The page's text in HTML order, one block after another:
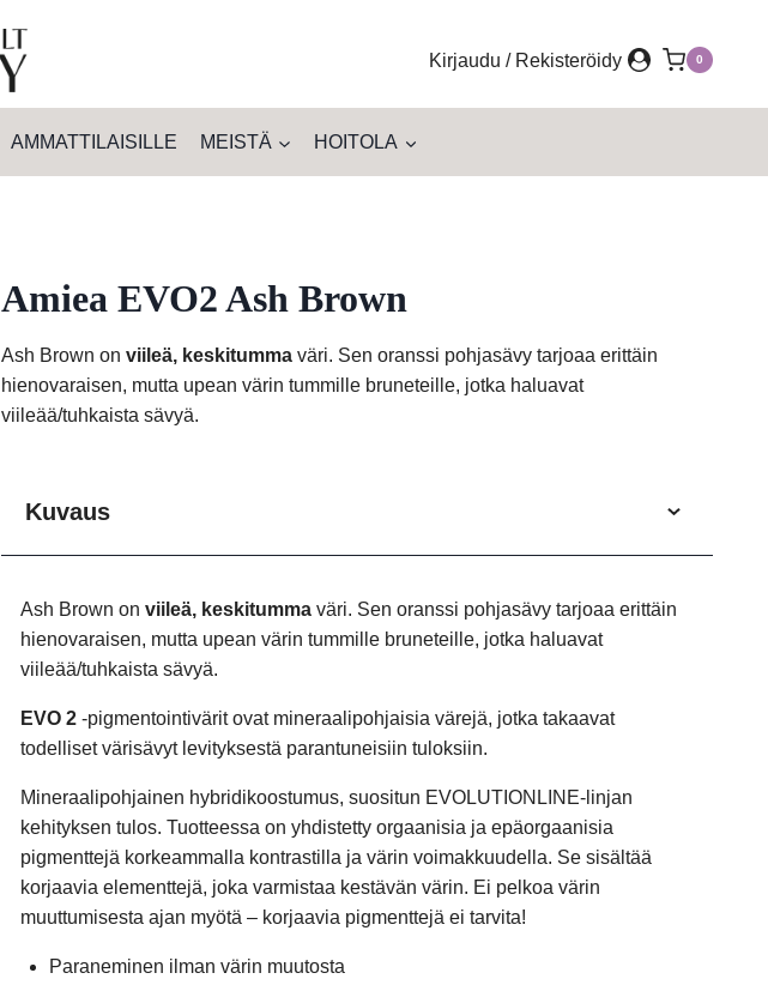
Kirjaudu / Rekisteröidy 0
AMMATTILAISILLE MEISTÄ HOITOLA
Amiea EVO2 Ash Brown
Ash Brown on viileä, keskitumma väri. Sen oranssi pohjasävy tarjoaa erittäin
hienovaraisen, mutta upean värin tummille bruneteille, jotka haluavat
viileää/tuhkaista sävyä.
Kuvaus
Ash Brown on viileä, keskitumma väri. Sen oranssi pohjasävy tarjoaa erittäin
hienovaraisen, mutta upean värin tummille bruneteille, jotka haluavat
viileää/tuhkaista sävyä.
EVO 2 -pigmentointivärit ovat mineraalipohjaisia värejä, jotka takaavat
todelliset värisävyt levityksestä parantuneisiin tuloksiin.
Mineraalipohjainen hybridikoostumus, suositun EVOLUTIONLINE-linjan
kehityksen tulos. Tuotteessa on yhdistetty orgaanisia ja epäorgaanisia
pigmenttejä korkeammalla kontrastilla ja värin voimakkuudella. Se sisältää
korjaavia elementtejä, joka varmistaa kestävän värin. Ei pelkoa värin
muuttumisesta ajan myötä – korjaavia pigmenttejä ei tarvita!
Paraneminen ilman värin muutosta